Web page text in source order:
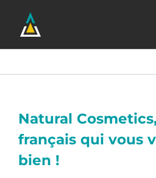
contenu
Natural
français qui vous
bien !